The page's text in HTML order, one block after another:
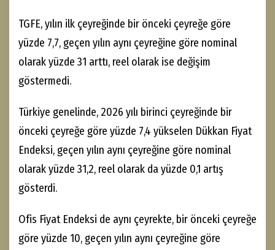
TGFE, yılın ilk çeyreğinde bir önceki çeyreğe göre
yüzde 7,7, geçen yılın aynı çeyreğine göre nominal
olarak yüzde 31 arttı, reel olarak ise değişim
göstermedi.
Türkiye genelinde, 2026 yılı birinci çeyreğinde bir
önceki çeyreğe göre yüzde 7,4 yükselen Dükkan Fiyat
Endeksi, geçen yılın aynı çeyreğine göre nominal
olarak yüzde 31,2, reel olarak da yüzde 0,1 artış
gösterdi.
Ofis Fiyat Endeksi de aynı çeyrekte, bir önceki çeyreğe
göre yüzde 10, geçen yılın aynı çeyreğine göre